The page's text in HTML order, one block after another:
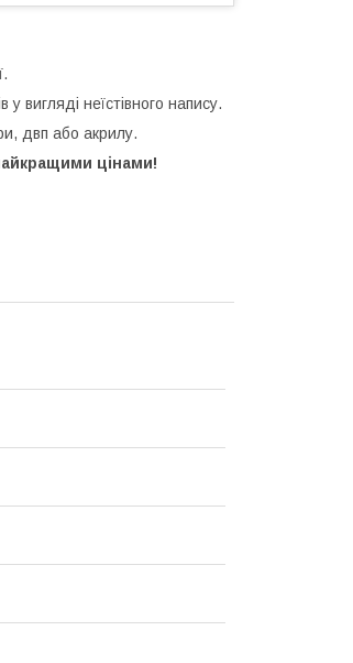
у вигляді неїстівного напису.
двп або акрилу.
цінами!